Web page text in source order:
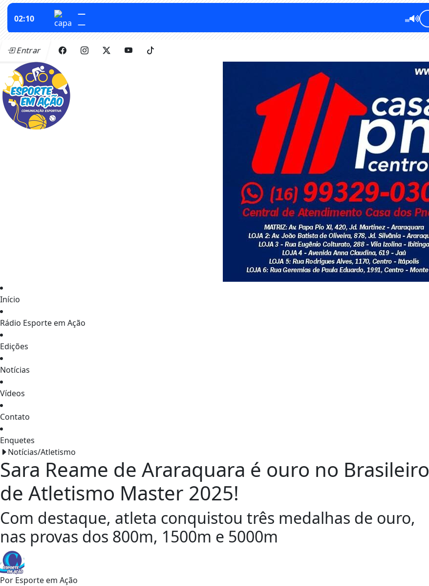
Entrar
Início
Rádio Esporte em Ação
Edições
Notícias
Vídeos
Contato
Enquetes
Notícias/Atletismo
Sara Reame de Araraquara é ouro no Brasileiro
de Atletismo Master 2025!
Com destaque, atleta conquistou três medalhas de ouro,
nas provas dos 800m, 1500m e 5000m
Por Esporte em Ação